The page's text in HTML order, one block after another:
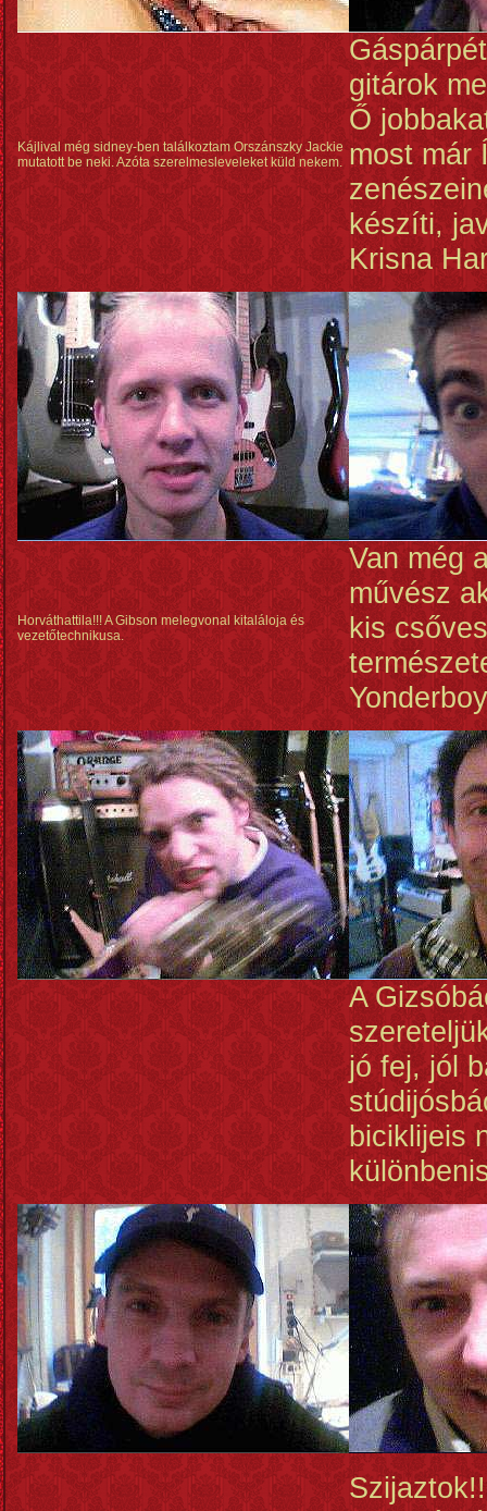
Kájlival még sidney-ben találkoztam Orszánszky Jackie
mutatott be neki. Azóta szerelmesleveleket küld nekem.
gitárok
Ő
most már
készíti,
Krisna
Horváthattila!!! A Gibson melegvonal kitaláloja és
vezetőtechnikusa.
Van még
művész
kis
Yonderboy
A
jó fej, jól
biciklijeis